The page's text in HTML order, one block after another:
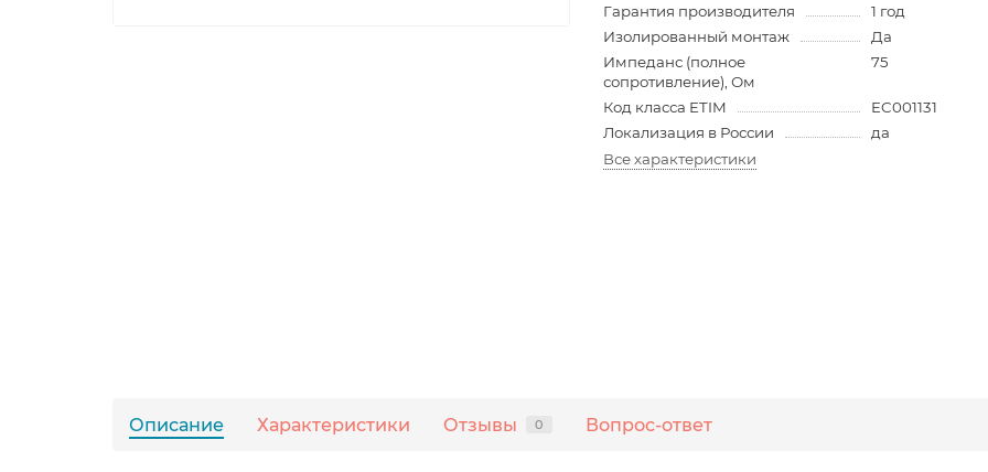
Гарантия производителя
1 год
Изолированный монтаж
Да
Импеданс (полное
сопротивление), Ом
75
Код класса ETIM
EC001131
Локализация в России
да
Все характеристики
Описание Характеристики Отзывы 0 Вопрос-ответ